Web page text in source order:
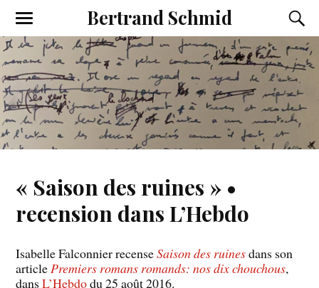
Bertrand Schmid
« Saison des ruines » •
recension dans L’Hebdo
Isabelle Falconnier recenseSaison des ruinesdans son
articlePremiers romans romands: nos dix chouchous,
dansL’Hebdodu 25 août 2016.